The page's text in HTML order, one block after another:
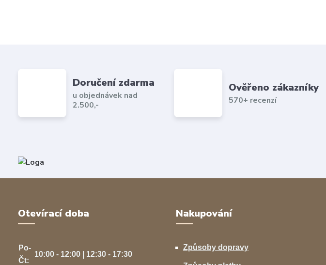
Doručení zdarma
u objednávek nad
2.500,-
Ověřeno zákazníky
570+ recenzí
Otevírací doba
Po-
Čt:
10:00 - 12:00 | 12:30 - 17:30
Nakupování
Způsoby dopravy